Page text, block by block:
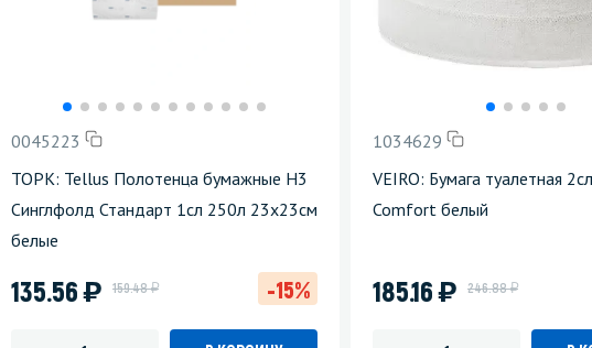
0045223
ТОРК: Tellus Полотенца бумажные H3
Синглфолд Стандарт 1сл 250л 23х23см
белые
135.56) 159.48у -15%
1034629
VEIRO: Бумага туалетная
Comfort белый
185.16) 246.88у